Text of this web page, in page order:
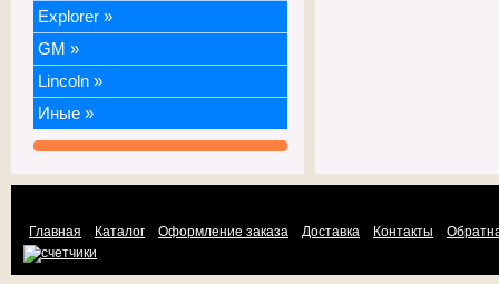
Explorer »
GM »
Lincoln »
Иные »
Главная Каталог Оформление заказа Доставка Контакты